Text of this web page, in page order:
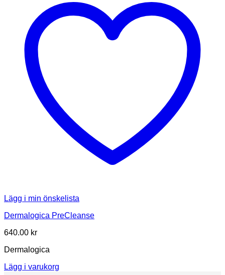
Lägg i min önskelista
Dermalogica PreCleanse
640.00 kr
Dermalogica
Lägg i varukorg